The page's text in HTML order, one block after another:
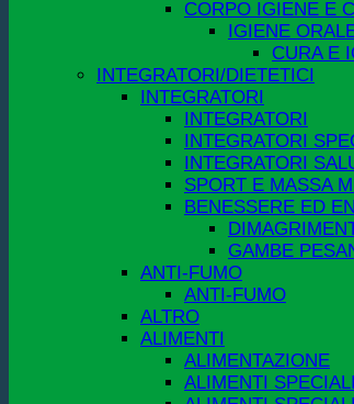
CORPO IGIENE E
IGIENE
CURA E
INTEGRATORI/DIETETICI
INTEGRATORI
INTEGRATORI
INTEGRATORI
INTEGRATORI
SPORT E MASSA
BENESSERE ED
GAMBE
ANTI-FUMO
ANTI-FUMO
ALTRO
ALIMENTI
ALIMENTAZIONE
ALIMENTI SPECIALI